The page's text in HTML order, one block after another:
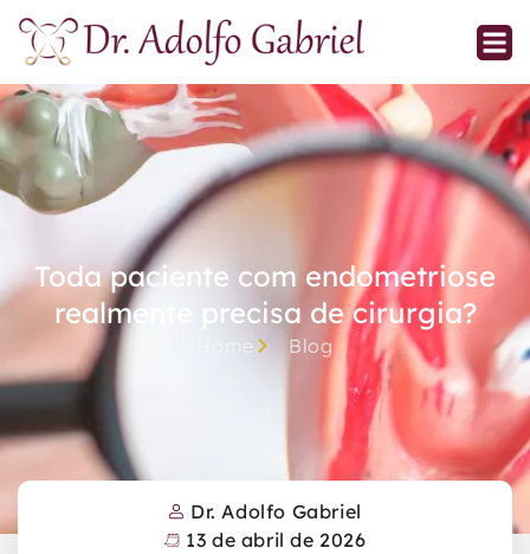
Toda paciente com endometriose
realmente precisa de cirurgia?
Home Blog
Dr. Adolfo Gabriel
13 de abril de 2026